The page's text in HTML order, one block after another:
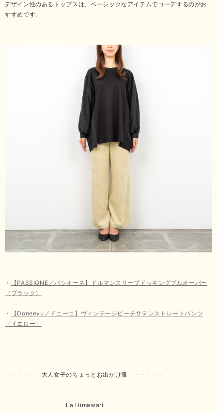
デザイン性のあるトップスは、ベーシックなアイテムでコーデするのがお
すすめです。
・
【PASSIONE／パシオーネ】ドルマンスリーブドッキングプルオーバー
（ブラック）
・
【Doneeyu／ドニーユ】ヴィンテージピーチサテンストレートパンツ
（イエロー）
－－－－－ 大人女子のちょっとお出かけ服 －－－－－
La Himawari